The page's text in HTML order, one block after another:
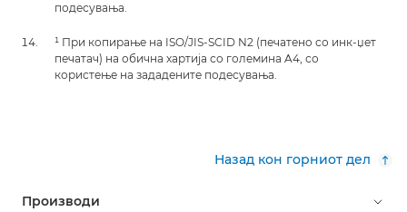
подесувања.
¹ При копирање на ISO/JIS-SCID N2 (печатено со инк-џет
печатач) на обична хартија со големина A4, со
користење на зададените подесувања.
Назад кон горниот дел
Производи